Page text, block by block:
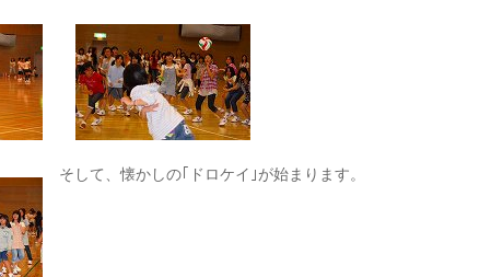
そして、懐かしの｢ドロケイ｣が始まります。